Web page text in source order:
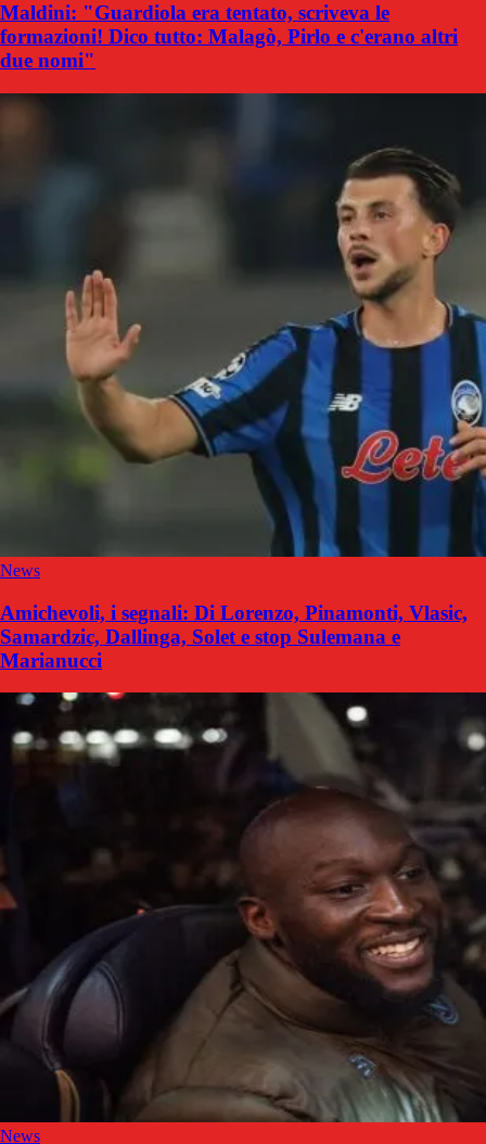
Maldini: "Guardiola era tentato, scriveva le
formazioni! Dico tutto: Malagò, Pirlo e c'erano altri
due nomi"
News
Amichevoli, i segnali: Di Lorenzo, Pinamonti, Vlasic,
Samardzic, Dallinga, Solet e stop Sulemana e
Marianucci
News